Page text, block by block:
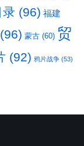
录 (96) 福建
(96) 蒙古 (60) 贸
(92) 鸦片战争 (53)